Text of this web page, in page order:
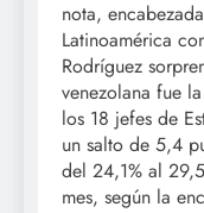
nota,
Latinoamérica
Rodríguez
venezolana fue
los 18 jefes de
un salto de 5,4
del 24,1% al
mes, según la